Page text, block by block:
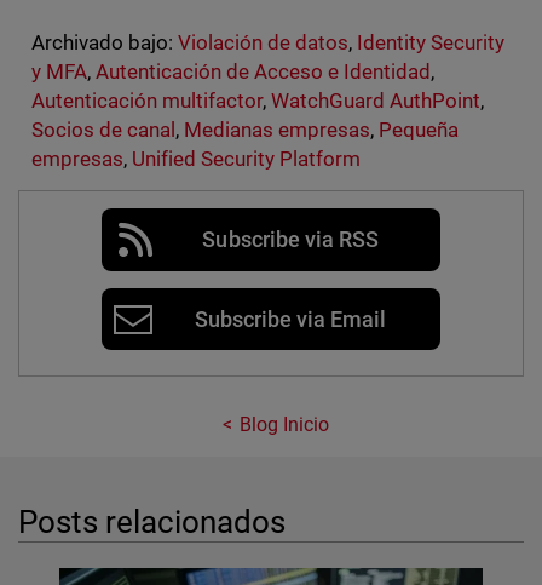
Archivado bajo: Violación de datos, Identity Security
y MFA, Autenticación de Acceso e Identidad ,
Autenticación multifactor, WatchGuard AuthPoint,
Socios de canal , Medianas empresas, Pequeña
empresas, Unified Security Platform
Subscribe via RSS
Subscribe via Email
Blog Inicio
Posts relacionados